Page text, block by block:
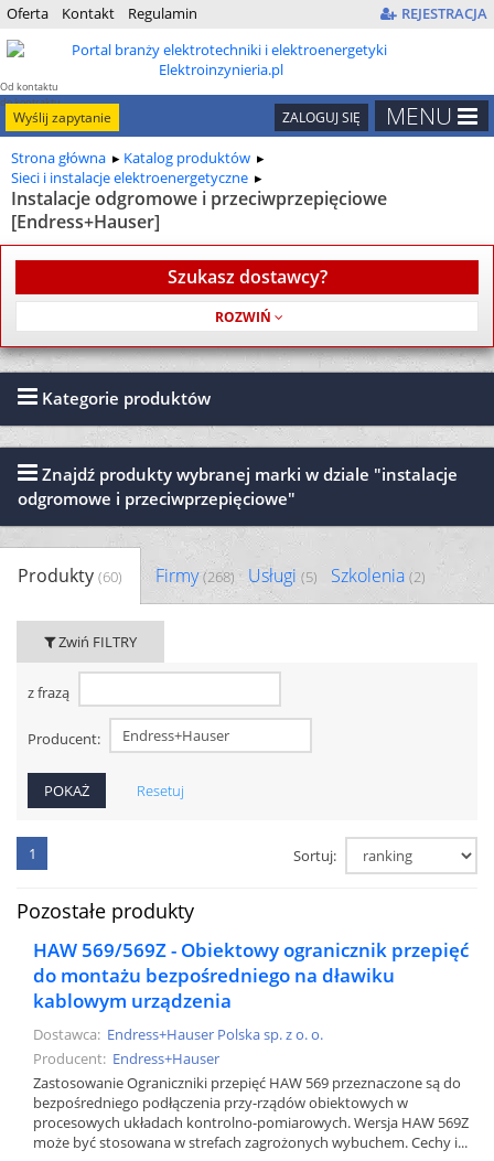
Oferta Kontakt Regulamin REJESTRACJA
Od kontaktu
do kontraktu
MENU
ZALOGUJ SIĘ
Wyślij zapytanie
Strona główna
Katalog produktów
Sieci i instalacje elektroenergetyczne
Instalacje odgromowe i przeciwprzepięciowe
[Endress+Hauser]
Produkty (60) Firmy(268) Usługi (5) Szkolenia (2)
Zwiń FILTRY
z frazą
Producent:
Resetuj
1 Sortuj:
Pozostałe produkty
HAW 569/569Z - Obiektowy ogranicznik przepięć
do montażu bezpośredniego na dławiku
kablowym urządzenia
Dostawca: Endress+Hauser Polska sp. z o. o.
Producent: Endress+Hauser
Zastosowanie Ograniczniki przepięć HAW 569 przeznaczone są do
bezpośredniego podłączenia przy-rządów obiektowych w
procesowych układach kontrolno-pomiarowych. Wersja HAW 569Z
może być stosowana w strefach zagrożonych wybuchem. Cechy i...
Kategorie produktów
Znajdź produkty wybranej marki w dziale "instalacje
odgromowe i przeciwprzepięciowe"
Szukasz dostawcy?
Usługa jest bezpłatna